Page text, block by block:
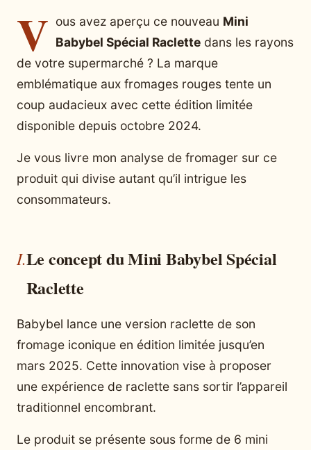
V ous avez aperçu ce nouveau Mini
Babybel Spécial Raclette dans les rayons
de votre supermarché ? La marque
emblématique aux fromages rouges tente un
coup audacieux avec cette édition limitée
disponible depuis octobre 2024.
Je vous livre mon analyse de fromager sur ce
produit qui divise autant qu’il intrigue les
consommateurs.
Le concept du Mini Babybel Spécial
Raclette
Babybel lance une version raclette de son
fromage iconique en édition limitée jusqu’en
mars 2025. Cette innovation vise à proposer
une expérience de raclette sans sortir l’appareil
traditionnel encombrant.
Le produit se présente sous forme de 6 mini